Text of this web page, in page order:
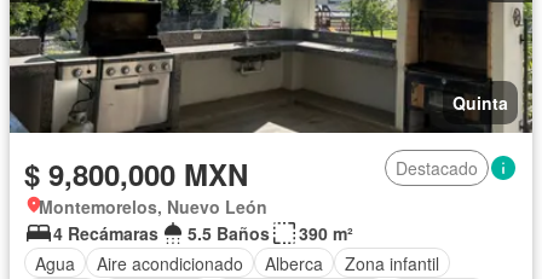
Quinta
$ 9,800,000 MXN
Destacado
Montemorelos, Nuevo León
4 Recámaras
5.5 Baños
390 m²
Agua
Aire acondicionado Alberca
Zona infantil